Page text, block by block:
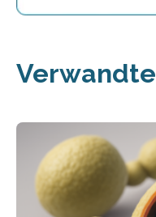
Verwandte